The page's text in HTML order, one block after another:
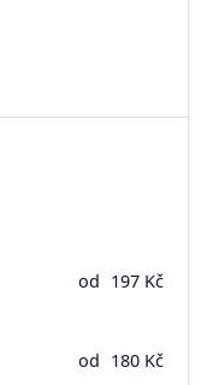
od 197 Kč
od 180 Kč